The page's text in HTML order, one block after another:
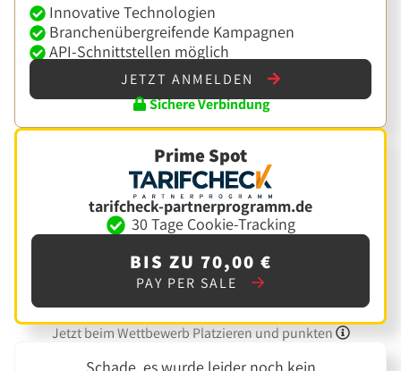
Innovative Technologien
Branchenübergreifende Kampagnen
API-Schnittstellen möglich
JETZT ANMELDEN
Sichere Verbindung
Prime Spot
tarifcheck-partnerprogramm.de
30 Tage Cookie-Tracking
BIS ZU 70,00 €
PAY PER SALE
Jetzt beim Wettbewerb Platzieren und punkten
Schade, es wurde leider noch kein